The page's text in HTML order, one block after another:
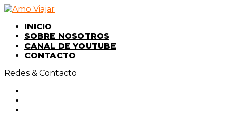
INICIO
SOBRE NOSOTROS
CANAL DE YOUTUBE
CONTACTO
Redes & Contacto